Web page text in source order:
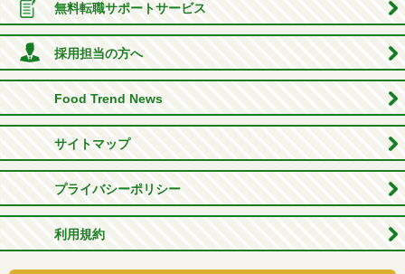
無料転職サポートサービス
採用担当の方へ
Food Trend News
サイトマップ
プライバシーポリシー
利用規約